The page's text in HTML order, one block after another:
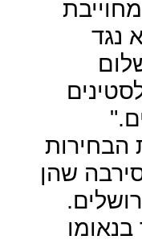
נגד
הבחירות
שהן